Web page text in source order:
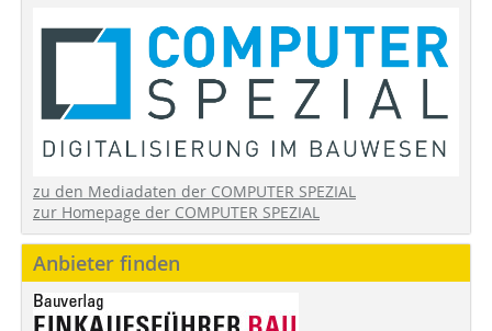
zu den Mediadaten der COMPUTER SPEZIAL
zur Homepage der COMPUTER SPEZIAL
Anbieter finden